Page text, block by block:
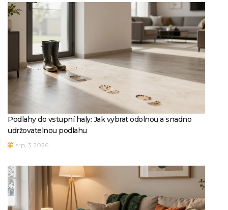
Podlahy do vstupní haly: Jak vybrat odolnou a snadno
udržovatelnou podlahu
srp, 3 2026